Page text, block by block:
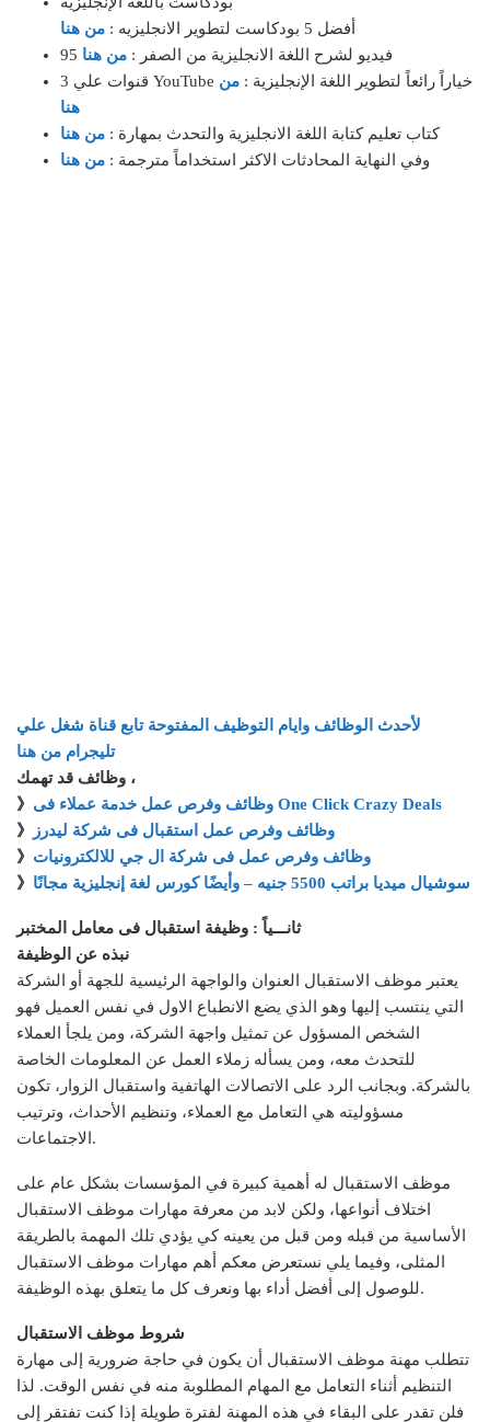
أفضل 5 بودكاست لتطوير الانجليزيه :
من هنا
95 فيديو لشرح اللغة الانجليزية من الصفر : من هنا
3 قنوات علي YouTube خياراً رائعاً لتطوير اللغة الإنجليزية : من
هنا
كتاب تعليم كتابة اللغة الانجليزية والتحدث بمهارة : من هنا
وفي النهاية المحادثات الاكثر استخداماً مترجمة : من هنا
لأحدث الوظائف وايام التوظيف المفتوحة تابع قناة شغل علي
تليجرام من هنا
وظائف قد تهمك ،
》
وظائف وفرص عمل خدمة عملاء فى One Click Crazy Deals
》
وظائف وفرص عمل استقبال فى شركة ليدرز
》 وظائف وفرص عمل فى شركة ال جي للالكترونيات
》
سوشيال ميديا براتب 5500 جنيه – وأيضًا كورس لغة إنجليزية مجانًا
ثانـــياً : وظيفة استقبال فى معامل المختبر
نبذه عن الوظيفة
يعتبر موظف الاستقبال العنوان والواجهة الرئيسية للجهة أو الشركة
التي ينتسب إليها وهو الذي يضع الانطباع الاول في نفس العميل فهو
الشخص المسؤول عن تمثيل واجهة الشركة، ومن يلجأ العملاء
للتحدث معه، ومن يسأله زملاء العمل عن المعلومات الخاصة
بالشركة. وبجانب الرد على الاتصالات الهاتفية واستقبال الزوار، تكون
مسؤوليته هي التعامل مع العملاء، وتنظيم الأحداث، وترتيب
الاجتماعات.
موظف الاستقبال له أهمية كبيرة في المؤسسات بشكل عام على
اختلاف أنواعها، ولكن لابد من معرفة مهارات موظف الاستقبال
الأساسية من قبله ومن قبل من يعينه كي يؤدي تلك المهمة بالطريقة
المثلى، وفيما يلي نستعرض معكم أهم مهارات موظف الاستقبال
للوصول إلى أفضل أداء بها ونعرف كل ما يتعلق بهذه الوظيفة.
شروط موظف الاستقبال
تتطلب مهنة موظف الاستقبال أن يكون في حاجة ضرورية إلى مهارة
التنظيم أثناء التعامل مع المهام المطلوبة منه في نفس الوقت. لذا
فلن تقدر على البقاء في هذه المهنة لفترة طويلة إذا كنت تفتقر إلى